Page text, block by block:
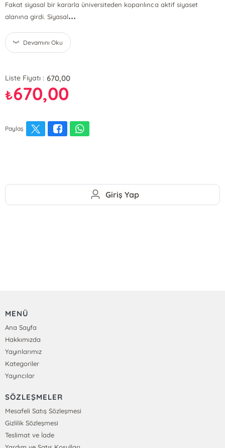
Fakat siyasal bir kararla üniversiteden koparılınca aktif siyaset
alanına girdi. Siyasal...
Devamını Oku
Liste Fiyatı : 670,00
₺670,00
Paylaş
Giriş Yap
MENÜ
Ana Sayfa
Hakkımızda
Yayınlarımız
Kategoriler
Yayıncılar
SÖZLEŞMELER
Mesafeli Satış Sözleşmesi
Gizlilik Sözleşmesi
Teslimat ve İade